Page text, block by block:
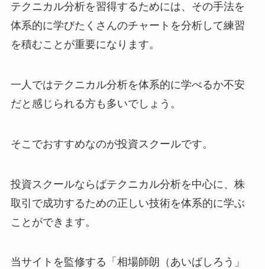
テクニカル分析を習得するためには、その手法を
体系的に学びたくさんのチャートを分析して練習
を積むことが重要になります。
一人ではテクニカル分析を体系的に学べるか不安
だと感じられる方も多いでしょう。
そこでおすすめなのが投資スクールです。
投資スクールならばテクニカル分析を中心に、株
取引で成功するための正しい技術を体系的に学ぶ
ことができます。
当サイトを監修する「相場師朗（あいばしろう」